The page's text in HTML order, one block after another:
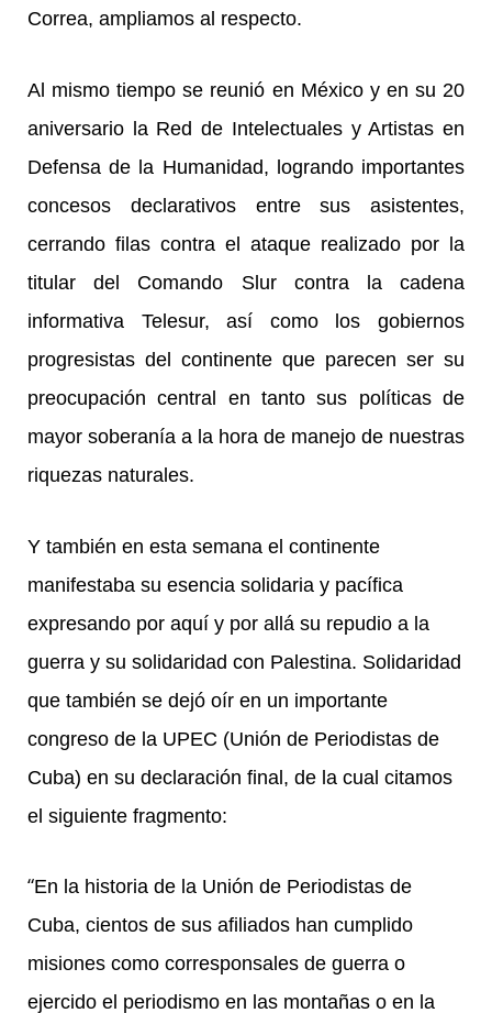
Correa, ampliamos al respecto.
Al mismo tiempo se reunió en México y en su 20
aniversario la Red de Intelectuales y Artistas en
Defensa de la Humanidad, logrando importantes
concesos declarativos entre sus asistentes,
cerrando filas contra el ataque realizado por la
titular del Comando Slur contra la cadena
informativa Telesur, así como los gobiernos
progresistas del continente que parecen ser su
preocupación central en tanto sus políticas de
mayor soberanía a la hora de manejo de nuestras
riquezas naturales.
Y también en esta semana el continente
manifestaba su esencia solidaria y pacífica
expresando por aquí y por allá su repudio a la
guerra y su solidaridad con Palestina. Solidaridad
que también se dejó oír en un importante
congreso de la UPEC (Unión de Periodistas de
Cuba) en su declaración final, de la cual citamos
el siguiente fragmento:
“En la historia de la Unión de Periodistas de
Cuba, cientos de sus afiliados han cumplido
misiones como corresponsales de guerra o
ejercido el periodismo en las montañas o en la